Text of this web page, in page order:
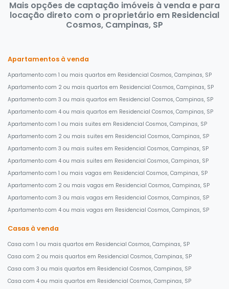
Mais opções de captação imóveis à venda e para
locação direto com o proprietário em Residencial
Cosmos, Campinas, SP
Apartamentos à venda
Apartamento com 1 ou mais quartos em Residencial Cosmos, Campinas, SP
Apartamento com 2 ou mais quartos em Residencial Cosmos, Campinas, SP
Apartamento com 3 ou mais quartos em Residencial Cosmos, Campinas, SP
Apartamento com 4 ou mais quartos em Residencial Cosmos, Campinas, SP
Apartamento com 1 ou mais suites em Residencial Cosmos, Campinas, SP
Apartamento com 2 ou mais suites em Residencial Cosmos, Campinas, SP
Apartamento com 3 ou mais suites em Residencial Cosmos, Campinas, SP
Apartamento com 4 ou mais suites em Residencial Cosmos, Campinas, SP
Apartamento com 1 ou mais vagas em Residencial Cosmos, Campinas, SP
Apartamento com 2 ou mais vagas em Residencial Cosmos, Campinas, SP
Apartamento com 3 ou mais vagas em Residencial Cosmos, Campinas, SP
Apartamento com 4 ou mais vagas em Residencial Cosmos, Campinas, SP
Casas à venda
Casa com 1 ou mais quartos em Residencial Cosmos, Campinas, SP
Casa com 2 ou mais quartos em Residencial Cosmos, Campinas, SP
Casa com 3 ou mais quartos em Residencial Cosmos, Campinas, SP
Casa com 4 ou mais quartos em Residencial Cosmos, Campinas, SP